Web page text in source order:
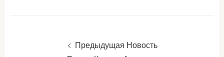
Предыдущая Новость